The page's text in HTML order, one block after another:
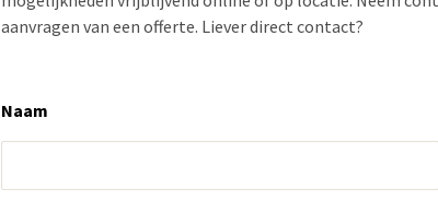
aanvragen van een offerte. Liever direct contact?
Naam